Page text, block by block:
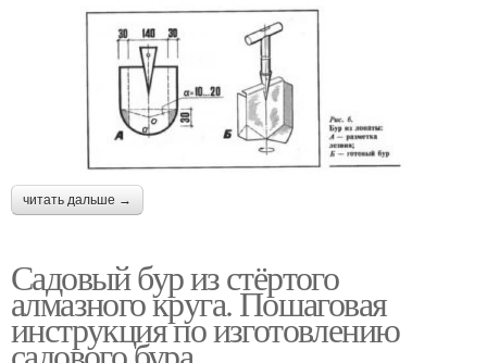
читать дальше →
Садовый бур из стёртого
алмазного круга. Пошаговая
инструкция по изготовлению